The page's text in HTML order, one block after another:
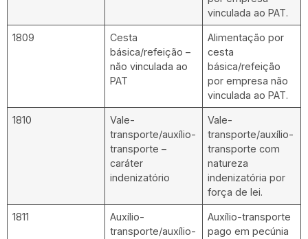
vinculada ao PAT.
1809
Cesta
básica/refeição –
não vinculada ao
PAT
Alimentação por
cesta
básica/refeição
por empresa não
vinculada ao PAT.
1810
Vale-
transporte/auxílio-
transporte –
caráter
indenizatório
Vale-
transporte/auxílio-
transporte com
natureza
indenizatória por
força de lei.
1811
Auxílio-
transporte/auxílio-
Auxílio-transporte
pago em pecúnia